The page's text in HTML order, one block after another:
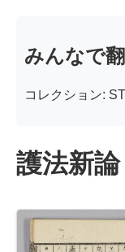
みんなで
コレクション:
護法新